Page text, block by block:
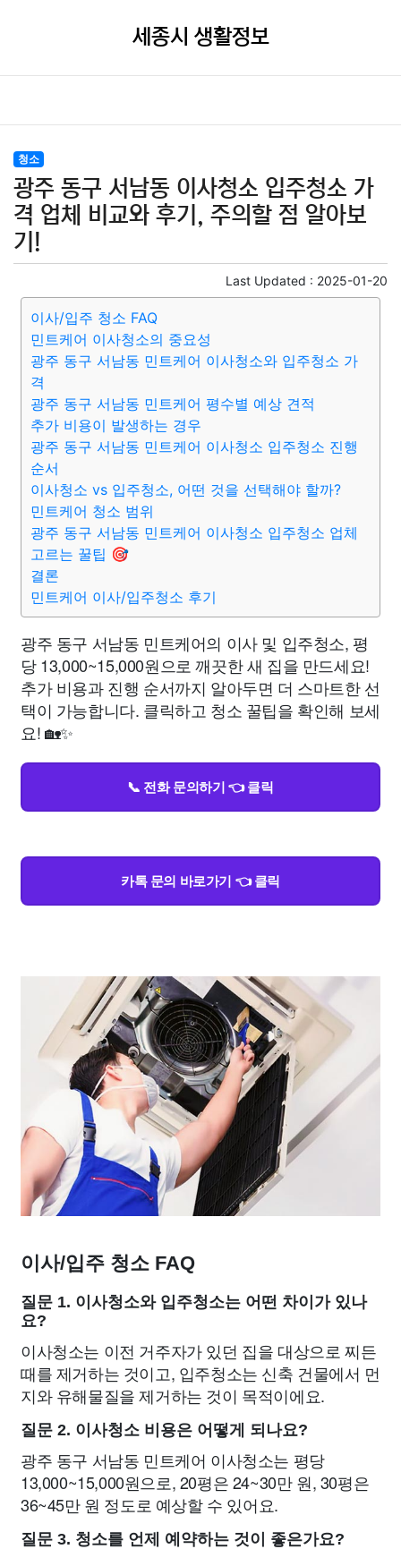
세종시 생활정보
청소
광주 동구 서남동 이사청소 입주청소 가
격 업체 비교와 후기, 주의할 점 알아보
기!
Last Updated : 2025-01-20
이사/입주 청소 FAQ
민트케어 이사청소의 중요성
광주 동구 서남동 민트케어 이사청소와 입주청소 가
격
광주 동구 서남동 민트케어 평수별 예상 견적
추가 비용이 발생하는 경우
광주 동구 서남동 민트케어 이사청소 입주청소 진행
순서
이사청소 vs 입주청소, 어떤 것을 선택해야 할까?
민트케어 청소 범위
광주 동구 서남동 민트케어 이사청소 입주청소 업체
고르는 꿀팁 🎯
결론
민트케어 이사/입주청소 후기
광주 동구 서남동 민트케어의 이사 및 입주청소, 평
당 13,000~15,000원으로 깨끗한 새 집을 만드세요!
추가 비용과 진행 순서까지 알아두면 더 스마트한 선
택이 가능합니다. 클릭하고 청소 꿀팁을 확인해 보세
요! 🏡✨
📞 전화 문의하기 👈 클릭
카톡 문의 바로가기 👈 클릭
이사/입주 청소 FAQ
질문 1. 이사청소와 입주청소는 어떤 차이가 있나
요?
이사청소는 이전 거주자가 있던 집을 대상으로 찌든
때를 제거하는 것이고, 입주청소는 신축 건물에서 먼
지와 유해물질을 제거하는 것이 목적이에요.
질문 2. 이사청소 비용은 어떻게 되나요?
광주 동구 서남동 민트케어 이사청소는 평당
13,000~15,000원으로, 20평은 24~30만 원, 30평은
36~45만 원 정도로 예상할 수 있어요.
질문 3. 청소를 언제 예약하는 것이 좋은가요?